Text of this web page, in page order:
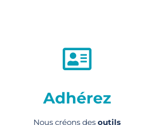
Adhérez
Nous créons des outils